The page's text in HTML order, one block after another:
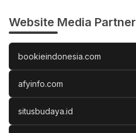
Website Media Partner
bookieindonesia.com
afyinfo.com
situsbudaya.id